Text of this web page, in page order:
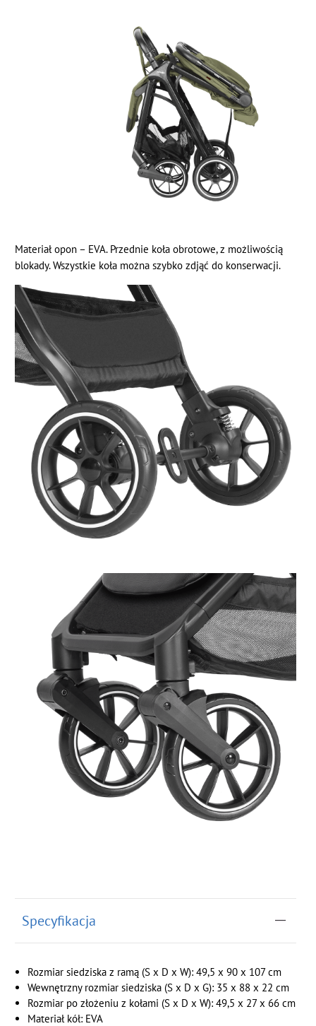
Materiał opon – EVA. Przednie koła obrotowe, z możliwością
blokady. Wszystkie koła można szybko zdjąć do konserwacji.
Specyfikacja
Rozmiar siedziska z ramą (S x D x W): 49,5 x 90 x 107 cm
Wewnętrzny rozmiar siedziska (S x D x G): 35 x 88 x 22 cm
Rozmiar po złożeniu z kołami (S x D x W): 49,5 x 27 x 66 cm
Materiał kół: EVA